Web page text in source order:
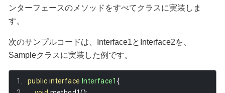
ンターフェースのメソッドをすべてクラスに実装しま
す。
次のサンプルコードは、Interface1とInterface2を、
Sampleクラスに実装した例です。
public interface Interface1 {